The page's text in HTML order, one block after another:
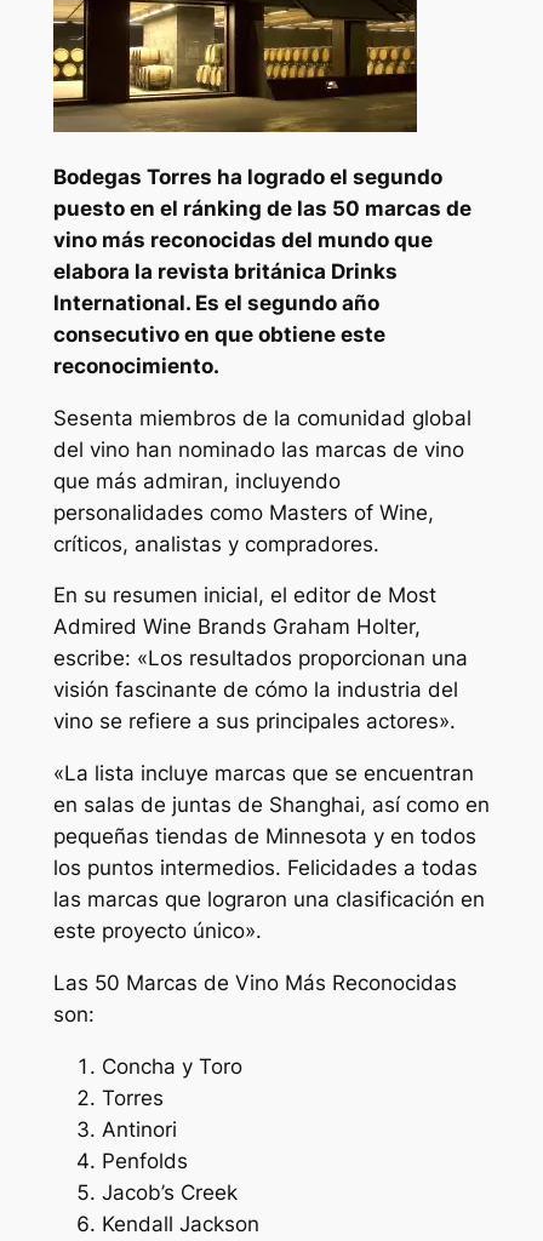
Bodegas Torres ha logrado el segundo
puesto en el ránking de las 50 marcas de
vino más reconocidas del mundo que
elabora la revista británica Drinks
International. Es el segundo año
consecutivo en que obtiene este
reconocimiento.
Sesenta miembros de la comunidad global
del vino han nominado las marcas de vino
que más admiran, incluyendo
personalidades como Masters of Wine,
críticos, analistas y compradores.
En su resumen inicial, el editor de Most
Admired Wine Brands Graham Holter,
escribe: «Los resultados proporcionan una
visión fascinante de cómo la industria del
vino se refiere a sus principales actores».
«La lista incluye marcas que se encuentran
en salas de juntas de Shanghai, así como en
pequeñas tiendas de Minnesota y en todos
los puntos intermedios. Felicidades a todas
las marcas que lograron una clasificación en
este proyecto único».
Las 50 Marcas de Vino Más Reconocidas
son:
Concha y Toro
Torres
Antinori
Penfolds
Jacob’s Creek
Kendall Jackson